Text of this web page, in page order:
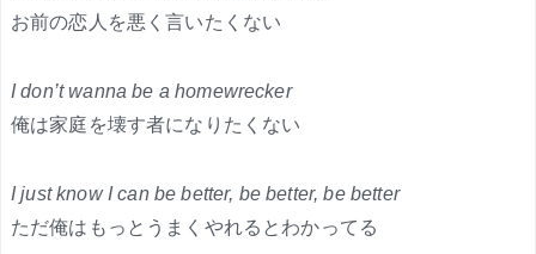
お前の恋人を悪く言いたくない
I don’t wanna be a homewrecker
俺は家庭を壊す者になりたくない
I just know I can be better, be better, be better
ただ俺はもっとうまくやれるとわかってる